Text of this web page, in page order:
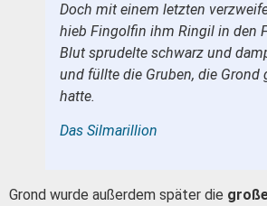
Doch mit einem letzten
hieb Fingolfin ihm Ringil in den
Blut sprudelte schwarz und
und füllte die Gruben, die Grond
hatte.
Das Silmarillion
Grond wurde außerdem später die